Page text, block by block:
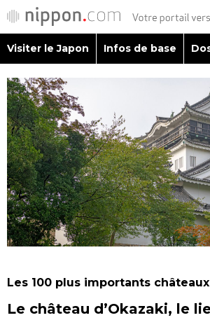
Visiter le Japon
Infos de base
Dossiers
Visiter le Japon Infos de base
Les 100 plus importants
Le château d’Okazaki, le